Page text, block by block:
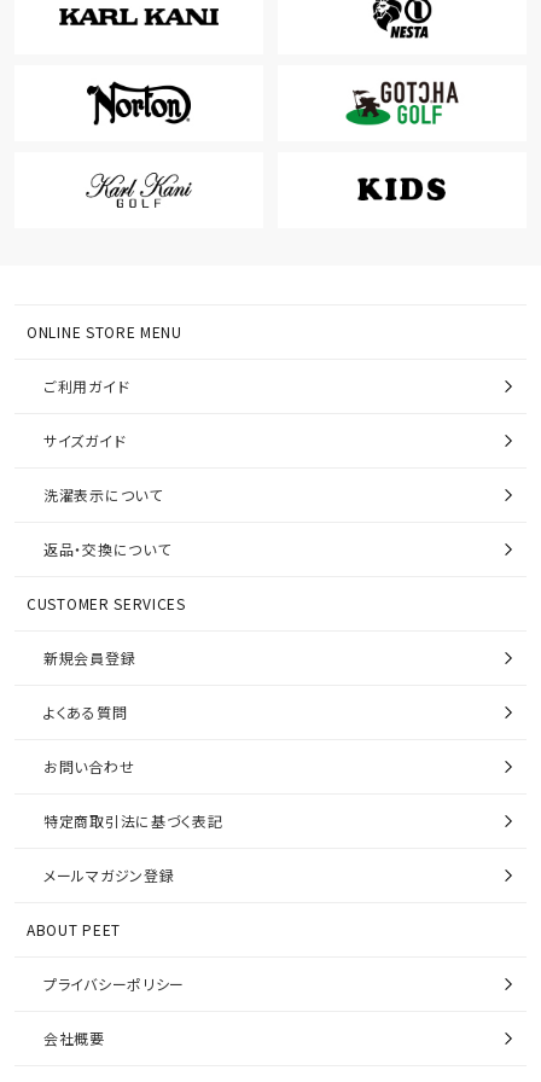
ONLINE STORE MENU
ご利用ガイド
サイズガイド
洗濯表示について
返品・交換について
CUSTOMER SERVICES
新規会員登録
よくある質問
お問い合わせ
特定商取引法に基づく表記
メールマガジン登録
ABOUT PEET
プライバシーポリシー
会社概要